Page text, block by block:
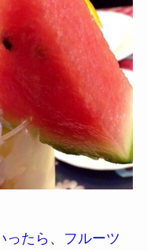
ったら、フルーツ